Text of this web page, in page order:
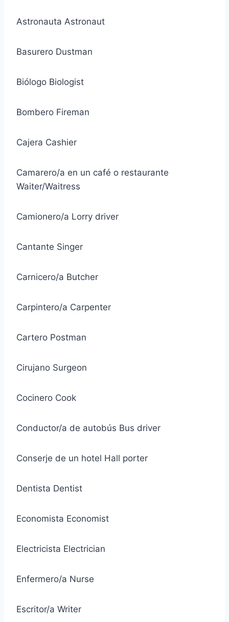
Astronauta Astronaut
Basurero Dustman
Biólogo Biologist
Bombero Fireman
Cajera Cashier
Camarero/a en un café o restaurante
Waiter/Waitress
Camionero/a Lorry driver
Cantante Singer
Carnicero/a Butcher
Carpintero/a Carpenter
Cartero Postman
Cirujano Surgeon
Cocinero Cook
Conductor/a de autobús Bus driver
Conserje de un hotel Hall porter
Dentista Dentist
Economista Economist
Electricista Electrician
Enfermero/a Nurse
Escritor/a Writer